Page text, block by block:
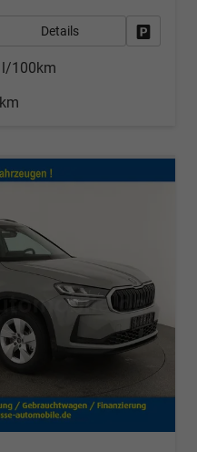
Details
l/100km